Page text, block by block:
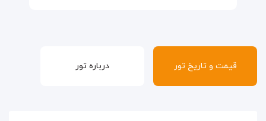
قیمت و تاریخ تور درباره تور